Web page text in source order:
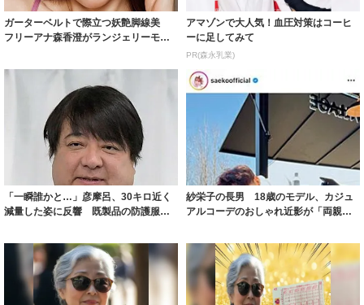
ガーターベルトで際立つ妖艶脚線美
フリーアナ森香澄がランジェリーモデ
アマゾンで大人気！血圧対策はコーヒ
ーに足してみて
PR(森永乳業)
「一瞬誰かと…」彦摩呂、30キロ近く
減量した姿に反響 既製品の防護服が
紗栄子の長男 18歳のモデル、カジュ
アルコーデのおしゃれ近影が「両親の